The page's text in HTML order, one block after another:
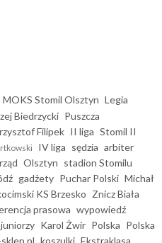
MOKS Stomil Olsztyn Legia
Biedrzycki Puszcza
Filipek II liga Stomil II
IV liga sędzia arbiter
Olsztyn stadion Stomilu
gadżety Puchar Polski Michał
KS Brzesko Znicz Biała
prasowa wypowiedź
Karol Żwir Polska Polska
koszulki Ekstraklasa